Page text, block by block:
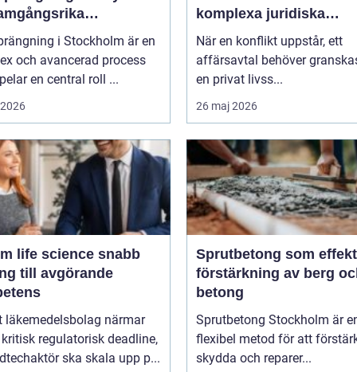
i Stockholm är en
och avancerad process
en central roll ...
komplexa juridiska
utmaningar
När en konflikt uppstår, ett
affärsavtal behöver
en privat livss...
26 maj 2026
science snabb
till avgörande
läkemedelsbolag närmar
regulatorisk deadline,
ska skala upp p...
Sprutbetong som
förstärkning av berg
betong
Sprutbetong Stockholm är
flexibel metod för att
skydda och reparer...